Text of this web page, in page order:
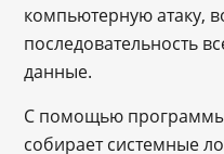
компьютерную атаку,
последовательность
данные.
С помощью программы
собирает системные